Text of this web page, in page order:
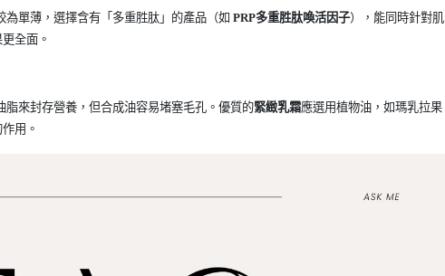
為單薄，選擇含有「多重胜肽」的產品（如 PRP多重胜肽喚活因子），能同時針對肌
全面。
脂來封存營養，但合成油容易堵塞毛孔。優質的緊緻乳霜應選用植物油，如瑪乳拉果
用。